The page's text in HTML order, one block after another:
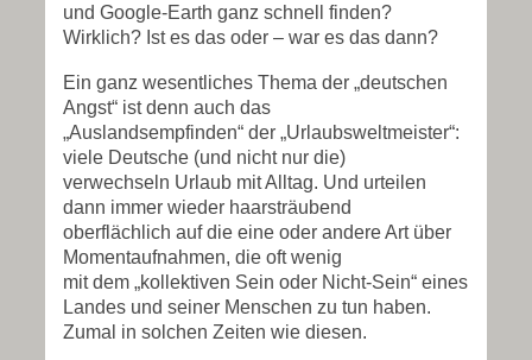
und Google-Earth ganz schnell finden?
Wirklich? Ist es das oder – war es das dann?
Ein ganz wesentliches Thema der „deutschen
Angst“ ist denn auch das
„Auslandsempfinden“ der „Urlaubsweltmeister“:
viele Deutsche (und nicht nur die)
verwechseln Urlaub mit Alltag. Und urteilen
dann immer wieder haarsträubend
oberflächlich auf die eine oder andere Art über
Momentaufnahmen, die oft wenig
mit dem „kollektiven Sein oder Nicht-Sein“ eines
Landes und seiner Menschen zu tun haben.
Zumal in solchen Zeiten wie diesen.